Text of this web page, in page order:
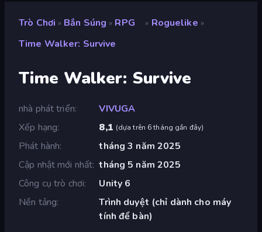
Trò Chơi » Bắn Súng » RPG » Roguelike »
Time Walker: Survive
Time Walker: Survive
nhà phát triển
VIVUGA
Xếp hạng
8,1 (dựa trên 6 tháng gần đây)
Phát hành
tháng 3 năm 2025
Cập nhật mới nhất tháng 5 năm 2025
Công cụ trò chơi
Unity 6
Nền tảng
Trình duyệt (chỉ dành cho máy
tính để bàn)